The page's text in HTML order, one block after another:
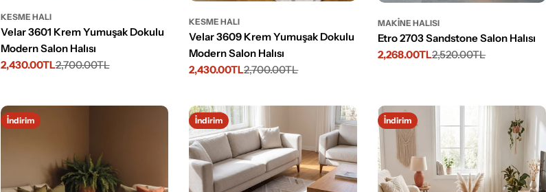
KESME HALI
Velar 3601 Krem Yumuşak Dokulu
Modern Salon Halısı
İndirimli
2,430.00TL
Normal
2,700.00TL
KESME HALI
Velar 3609 Krem Yumuşak Dokulu
Modern Salon Halısı
İndirimli
2,430.00TL
Normal
2,700.00TL
MAKINE HALISI
Etro 2703 Sandstone Salon Halısı
İndirimli
2,268.00TL
Normal
2,520.00TL
İndirim İndirim İndirim